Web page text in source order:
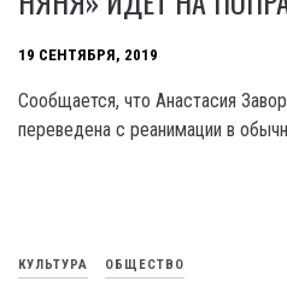
19 СЕНТЯБРЯ, 2019
Сообщается, что Анастасия
переведена с реанимации в
КУЛЬТУРА ОБЩЕСТВО